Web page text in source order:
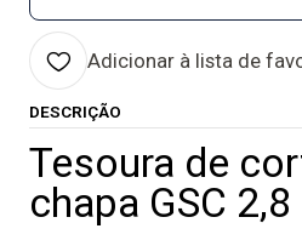
Adicionar à lista de
DESCRIÇÃO
Tesoura de
chapa GSC 2,8